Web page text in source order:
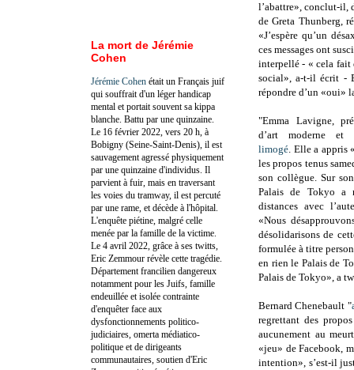
l’abattre», conclut-il,
de Greta Thunberg,
«J’espère qu’un
ces messages ont
interpellé - « cela fait
social», a-t-il écrit -
répondre d’un «oui»
"Emma Lavigne,
d’art moderne et
limogé. Elle a appris
les propos tenus
son collègue. Sur
Palais de Tokyo a
distances avec
«Nous
désolidarisons de
formulée à titre
en rien le Palais de
Palais de Tokyo», a
Bernard Chenebault "
regrettant des
aucunement au
«jeu» de Facebook,
intention», s’est-il
La mort de Jérémie
Cohen
Jérémie Cohen était un Français juif
qui souffrait d'un léger handicap
mental et portait souvent sa kippa
blanche. Battu par une quinzaine.
Le 16 février 2022, vers 20 h, à
Bobigny (Seine-Saint-Denis), il est
sauvagement agressé physiquement
par une quinzaine d'individus. Il
parvient à fuir, mais en traversant
les voies du tramway, il est percuté
par une rame, et décède à l'hôpital.
L'enquête piétine, malgré celle
menée par la famille de la victime.
Le 4 avril 2022, grâce à ses twitts,
Eric Zemmour révèle cette tragédie.
Département francilien dangereux
notamment pour les Juifs, famille
endeuillée et isolée contrainte
d'enquêter face aux
dysfonctionnements politico-
judiciaires, omerta médiatico-
politique et de dirigeants
communautaires, soutien d'Eric